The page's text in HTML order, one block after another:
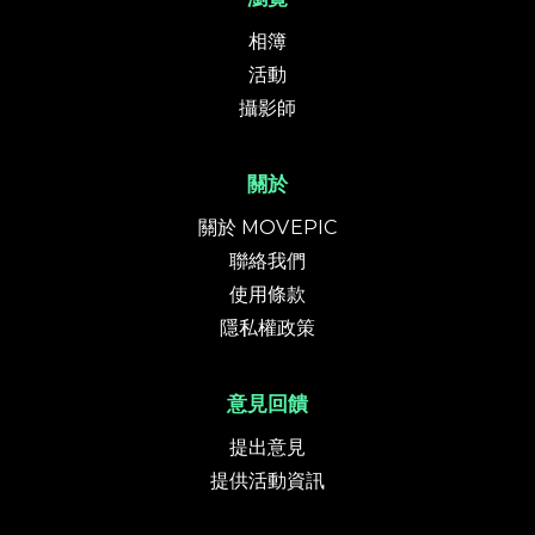
相簿
活動
攝影師
關於
關於 MOVEPIC
聯絡我們
使用條款
隱私權政策
意見回饋
提出意見
提供活動資訊